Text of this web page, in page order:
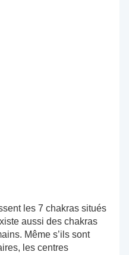
les 7 chakras situés
aussi des chakras
Même s’ils sont
les centres